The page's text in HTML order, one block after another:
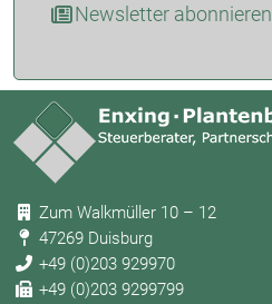
Newsletter abonnieren
Zum Walkmüller 10 – 12
47269 Duisburg
+49 (0)203 929970
+49 (0)203 9299799